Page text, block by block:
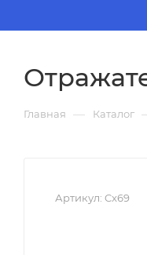
Главная — Каталог
Артикул: Cx69